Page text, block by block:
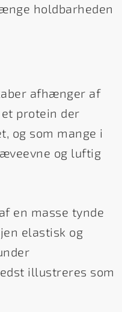
holdbarheden
afhænger af
protein der
og som mange i
og luftig
en masse tynde
elastisk og
illustreres som